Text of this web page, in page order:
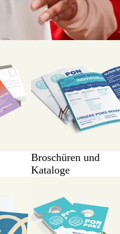
Broschüren und
Kataloge